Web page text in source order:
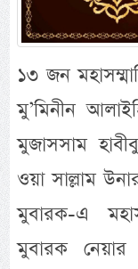
১৩ জন
মু’মিনীন
মুজাসসাম
ওয়া সাল্লাম
মুবারক-এ
মুবারক নেয়ার